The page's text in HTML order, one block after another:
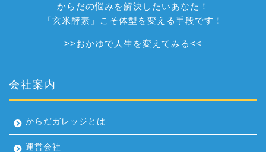
からだの悩みを解決したいあなた！
「玄米酵素」こそ体型を変える手段です！
>>おかゆで人生を変えてみる<<
会社案内
からだガレッジとは
運営会社